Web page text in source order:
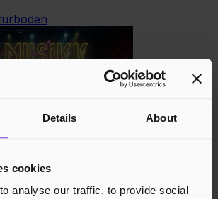
Details About
cookies
analyse our traffic, to provide social
& ALLSANG